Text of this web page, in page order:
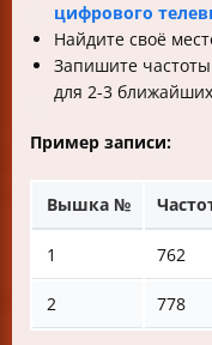
цифрового
Найдите своё
Запишите
для 2-3
Пример записи:
Вышка №
1 762
2 778